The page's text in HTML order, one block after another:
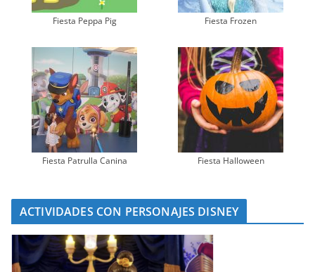
Fiesta Peppa Pig Fiesta Frozen
Fiesta Patrulla Canina Fiesta Halloween
ACTIVIDADES CON PERSONAJES DISNEY